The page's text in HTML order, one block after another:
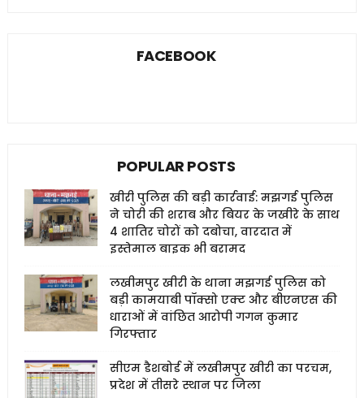
FACEBOOK
POPULAR POSTS
खीरी पुलिस की बड़ी कार्रवाई: मझगई पुलिस
ने चोरी की शराब और बियर के जखीरे के साथ
4 शातिर चोरों को दबोचा, वारदात में
इस्तेमाल बाइक भी बरामद
लखीमपुर खीरी के थाना मझगई पुलिस को
बड़ी कामयाबी पॉक्सो एक्ट और बीएनएस की
धाराओं में वांछित आरोपी गगन कुमार
गिरफ्तार
सीएम डैशबोर्ड में लखीमपुर खीरी का परचम,
प्रदेश में तीसरे स्थान पर जिला